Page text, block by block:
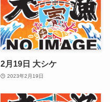
2月19日 大シケ
2023年2月19日